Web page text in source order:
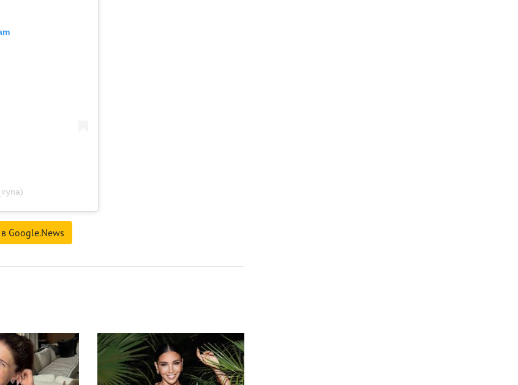
Google.News